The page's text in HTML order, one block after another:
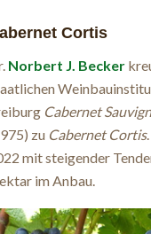
Cortis
Norbert J. Becker
Cabernet
zu Cabernet Cortis
mit steigender
im Anbau.